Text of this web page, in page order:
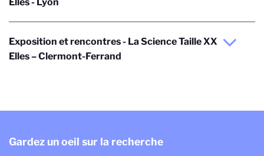
Exposition et rencontres - La Science Taille XX
Elles – Clermont-Ferrand
Gardez un oeil sur la recherche